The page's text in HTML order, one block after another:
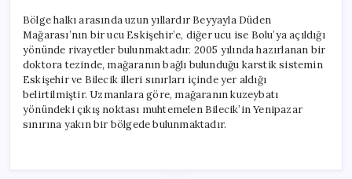
Bölge halkı arasında uzun yıllardır Beyyayla Düden
Mağarası’nın bir ucu Eskişehir’e, diğer ucu ise Bolu’ya açıldığı
yönünde rivayetler bulunmaktadır. 2005 yılında hazırlanan bir
doktora tezinde, mağaranın bağlı bulunduğu karstik sistemin
Eskişehir ve Bilecik illeri sınırları içinde yer aldığı
belirtilmiştir. Uzmanlara göre, mağaranın kuzeybatı
yönündeki çıkış noktası muhtemelen Bilecik’in Yenipazar
sınırına yakın bir bölgede bulunmaktadır.